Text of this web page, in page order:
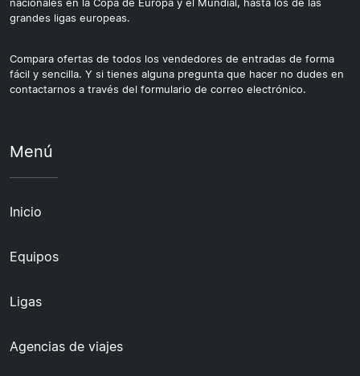
nacionales en la Copa de Europa y el Mundial, hasta los de las
grandes ligas europeas.
Compara ofertas de todos los vendedores de entradas de forma
fácil y sencilla. Y si tienes alguna pregunta que hacer no dudes en
contactarnos a través del formulario de correo electrónico.
Menú
Inicio
Equipos
Ligas
Agencias de viajes